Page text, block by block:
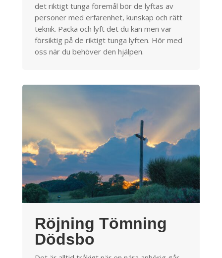
det riktigt tunga föremål bör de lyftas av
personer med erfarenhet, kunskap och rätt
teknik. Packa och lyft det du kan men var
försiktig på de riktigt tunga lyften. Hör med
oss när du behöver den hjälpen.
Röjning Tömning
Dödsbo